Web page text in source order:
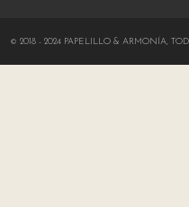
© 2018 - 2024 PAPELILLO & ARMONÍA,